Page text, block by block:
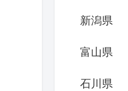
新潟県
富山県
石川県